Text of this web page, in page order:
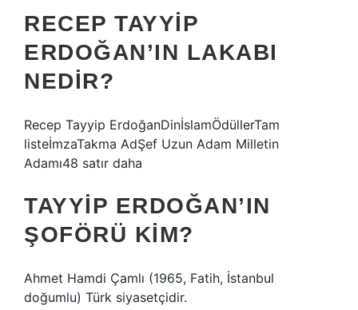
RECEP TAYYIP
ERDOĞAN’IN LAKABI
NEDIR?
Recep Tayyip ErdoğanDinİslamÖdüllerTam
listeİmzaTakma AdŞef Uzun Adam Milletin
Adamı48 satır daha
TAYYIP ERDOĞAN’IN
ŞOFÖRÜ KIM?
Ahmet Hamdi Çamlı (1965, Fatih, İstanbul
doğumlu) Türk siyasetçidir.